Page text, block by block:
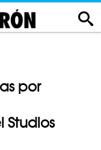
por
Studios